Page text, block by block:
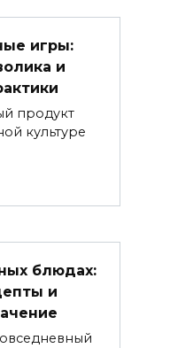
игры:
и
продукт
культуре
блюдах:
и